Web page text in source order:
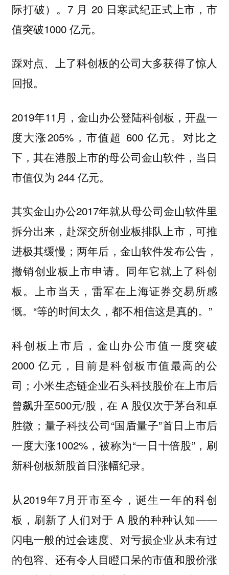
际打破）。7 月 20 日寒武纪正式上市，市
值突破1000 亿元。
踩对点、上了科创板的公司大多获得了惊人
回报。
2019年11月，金山办公登陆科创板，开盘一
度大涨205%，市值超 600 亿元。对比之
下，其在港股上市的母公司金山软件，当日
市值仅为 244 亿元。
其实金山办公2017年就从母公司金山软件里
拆分出来，赴深交所创业板排队上市，可推
进极其缓慢；两年后，金山软件发布公告，
撤销创业板上市申请。同年它就上了科创
板。上市当天，雷军在上海证券交易所感
慨。“等的时间太久，都不相信这是真的。”
科创板上市后，金山办公市值一度突破
2000 亿元，目前是科创板市值最高的公
司；小米生态链企业石头科技股价在上市后
曾飙升至500元/股，在 A 股仅次于茅台和卓
胜微；量子科技公司“国盾量子”首日上市后
一度大涨1002%，被称为“一日十倍股”，刷
新科创板新股首日涨幅纪录。
从2019年7月开市至今，诞生一年的科创
板，刷新了人们对于 A 股的种种认知——
闪电一般的过会速度、对亏损企业从未有过
的包容、还有令人目瞪口呆的市值和股价涨